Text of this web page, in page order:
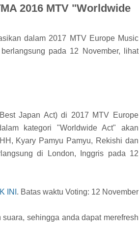
2016 MTV "Worldwide
dalam 2017 MTV Europe Music
pada 12 November, lihat
Japan Act) di 2017 MTV Europe
kategori "Worldwide Act" akan
Kyary Pamyu Pamyu, Rekishi dan
di London, Inggris pada 12
INI . Batas waktu Voting: 12 November
sehingga anda dapat merefresh